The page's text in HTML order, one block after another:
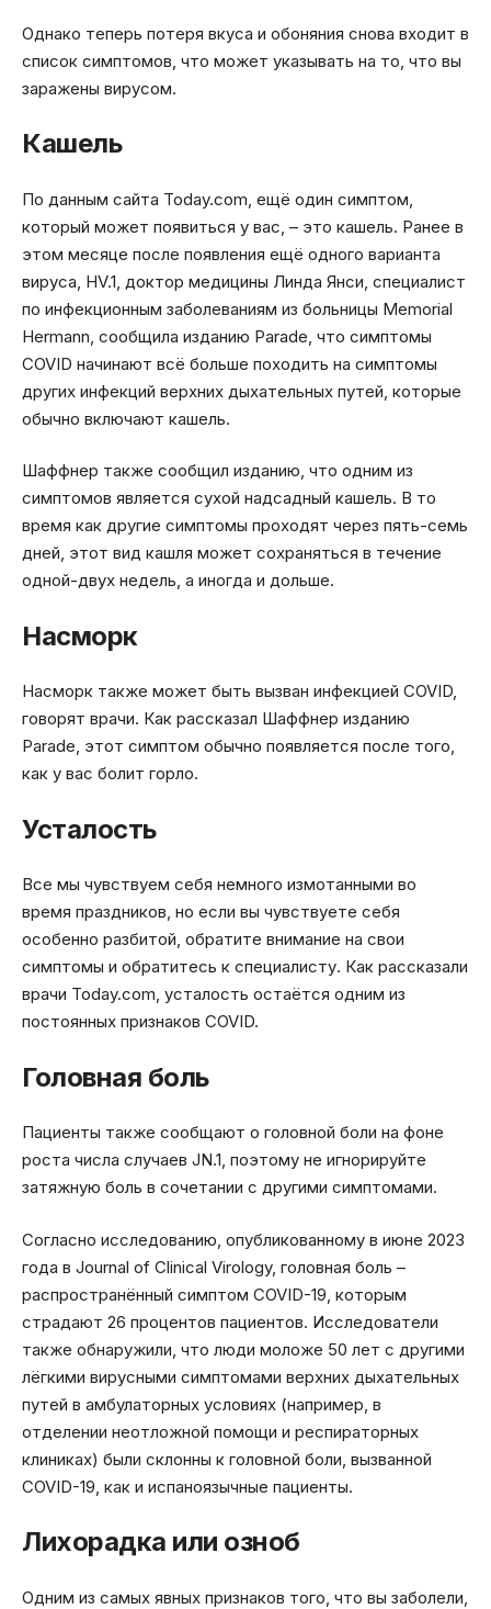
Однако теперь потеря вкуса и обоняния снова входит в
список симптомов, что может указывать на то, что вы
заражены вирусом.
Кашель
По данным сайта Today.com, ещё один симптом,
который может появиться у вас, – это кашель. Ранее в
этом месяце после появления ещё одного варианта
вируса, HV.1, доктор медицины Линда Янси, специалист
по инфекционным заболеваниям из больницы Memorial
Hermann, сообщила изданию Parade, что симптомы
COVID начинают всё больше походить на симптомы
других инфекций верхних дыхательных путей, которые
обычно включают кашель.
Шаффнер также сообщил изданию, что одним из
симптомов является сухой надсадный кашель. В то
время как другие симптомы проходят через пять-семь
дней, этот вид кашля может сохраняться в течение
одной-двух недель, а иногда и дольше.
Насморк
Насморк также может быть вызван инфекцией COVID,
говорят врачи. Как рассказал Шаффнер изданию
Parade, этот симптом обычно появляется после того,
как у вас болит горло.
Усталость
Все мы чувствуем себя немного измотанными во
время праздников, но если вы чувствуете себя
особенно разбитой, обратите внимание на свои
симптомы и обратитесь к специалисту. Как рассказали
врачи Today.com, усталость остаётся одним из
постоянных признаков COVID.
Головная боль
Пациенты также сообщают о головной боли на фоне
роста числа случаев JN.1, поэтому не игнорируйте
затяжную боль в сочетании с другими симптомами.
Согласно исследованию, опубликованному в июне 2023
года в Journal of Clinical Virology, головная боль –
распространённый симптом COVID-19, которым
страдают 26 процентов пациентов. Исследователи
также обнаружили, что люди моложе 50 лет с другими
лёгкими вирусными симптомами верхних дыхательных
путей в амбулаторных условиях (например, в
отделении неотложной помощи и респираторных
клиниках) были склонны к головной боли, вызванной
COVID-19, как и испаноязычные пациенты.
Лихорадка или озноб
Одним из самых явных признаков того, что вы заболели,